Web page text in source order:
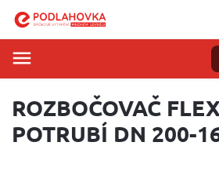
ROZBOČOVAČ
POTRUBÍ DN 200-